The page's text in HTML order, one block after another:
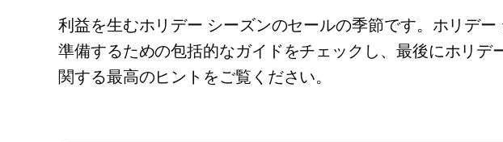
利益を生むホリデー シーズンのセールの季節です。ホリデ
準備するための包括的なガイドをチェックし、最後にホリデ
関する最高のヒントをご覧ください。